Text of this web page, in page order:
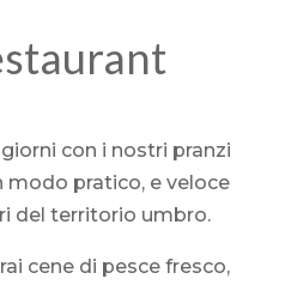
con i nostri pranzi
modo pratico, e veloce
del territorio umbro.
cene di pesce fresco,